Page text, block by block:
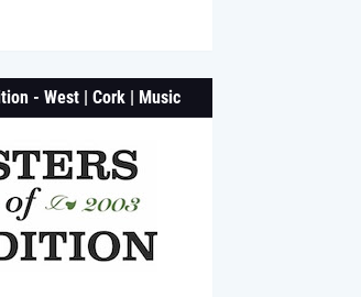
- West | Cork | Music